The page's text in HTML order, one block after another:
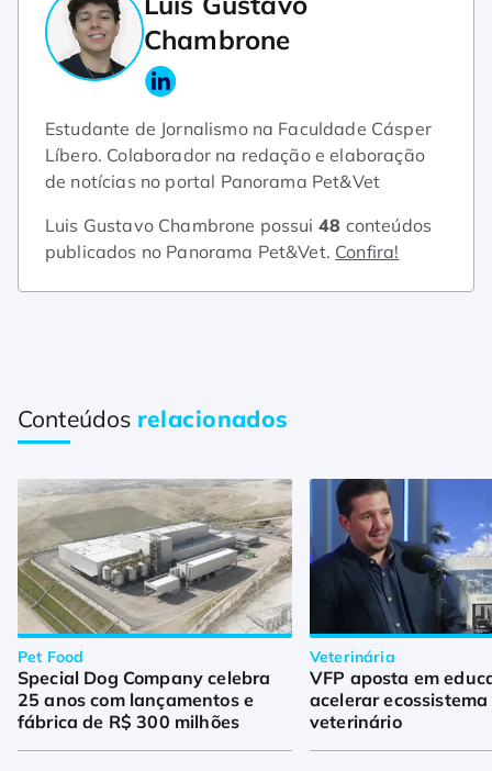
Chambrone
Estudante de Jornalismo na Faculdade Cásper
Líbero. Colaborador na redação e elaboração
de notícias no portal Panorama Pet&Vet
Luis Gustavo Chambrone possui 48 conteúdos
publicados no Panorama Pet&Vet. Confira!
Conteúdos relacionados
Pet Food
Special Dog Company celebra
25 anos com lançamentos e
fábrica de R$ 300 milhões
Veterinária
VFP aposta em
acelerar ecossistema
veterinário